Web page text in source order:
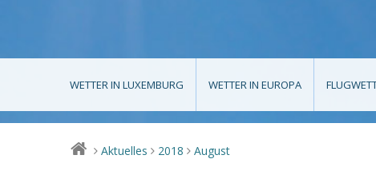
WETTER IN LUXEMBURG WETTER IN EUROPA
> Aktuelles > 2018 > August